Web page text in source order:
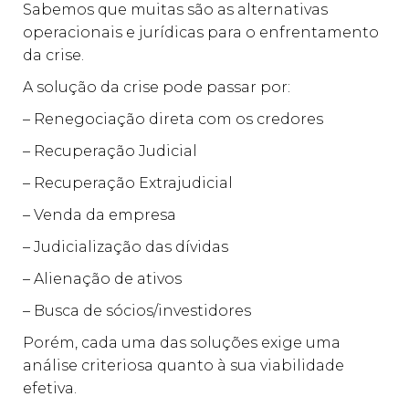
Sabemos que muitas são as alternativas
operacionais e jurídicas para o enfrentamento
da crise.
A solução da crise pode passar por:
– Renegociação direta com os credores
– Recuperação Judicial
– Recuperação Extrajudicial
– Venda da empresa
– Judicialização das dívidas
– Alienação de ativos
– Busca de sócios/investidores
Porém, cada uma das soluções exige uma
análise criteriosa quanto à sua viabilidade
efetiva.